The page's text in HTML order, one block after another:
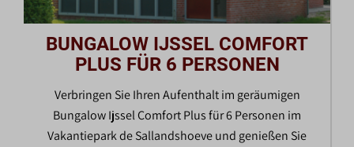
BUNGALOW IJSSEL COMFORT
PLUS FÜR 6 PERSONEN
Verbringen Sie Ihren Aufenthalt im geräumigen
Bungalow Ijssel Comfort Plus für 6 Personen im
Vakantiepark de Sallandshoeve und genießen Sie